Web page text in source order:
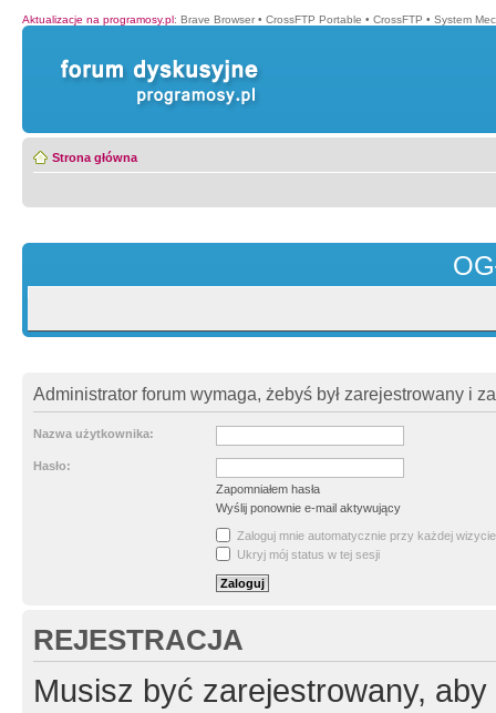
Aktualizacje na programosy.pl: Brave Browser • CrossFTP Portable • CrossFTP • System
Strona główna
Administrator forum wymaga, żebyś był zarejestrowany i
Nazwa użytkownika:
Hasło:
Zapomniałem hasła
Wyślij ponownie e-mail aktywujący
Zaloguj mnie automatycznie przy każdej wizycie
Ukryj mój status w tej sesji
REJESTRACJA
Musisz być zarejestrowany,